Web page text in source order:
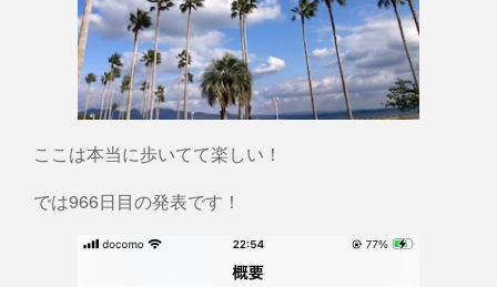
ここは本当に歩いてて楽しい！
では966日目の発表です！